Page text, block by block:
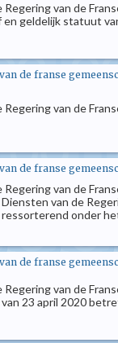
Regering van de
geldelijk statuut
de franse
Regering van de
de franse
Regering van de
van de
onder
de franse
Regering van de
van 23 april 2020